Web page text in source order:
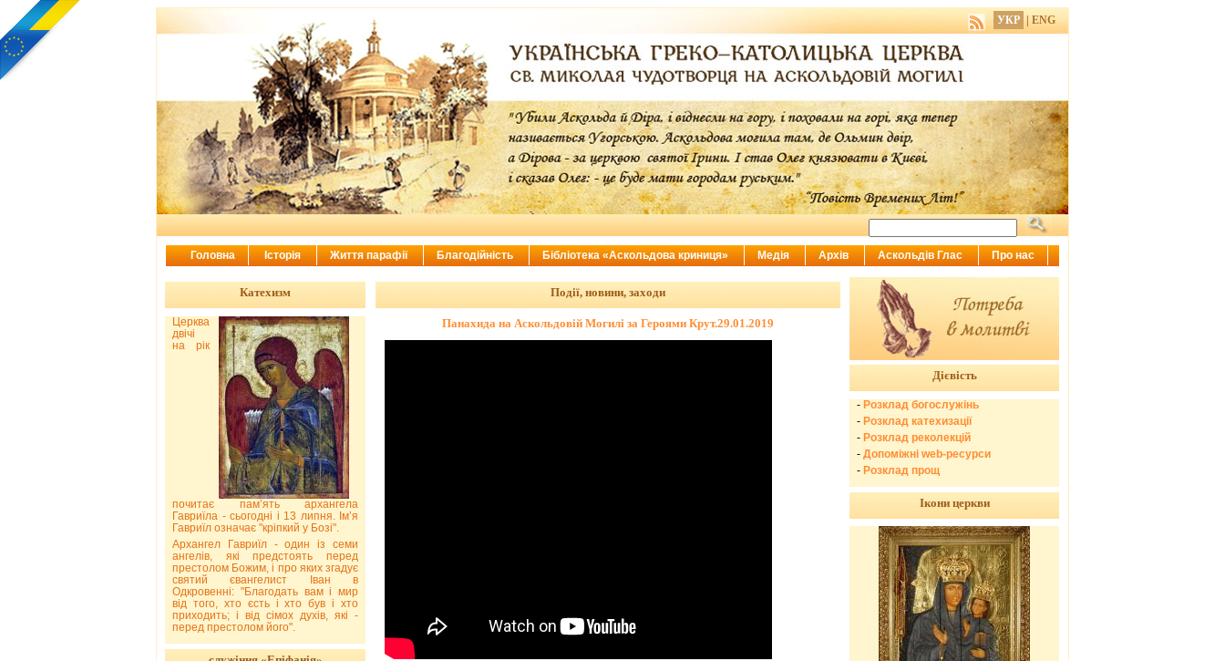
Події, новини, заходи
Панахида на Аскольдовій Могилі за Героями Крут.29.01.2019
Катехизм
Церква
двічі
на рік
почитає пам’ять архангела
Гавриїла - сьогодні і 13 липня. Ім’я
Гавриїл означає "кріпкий у Бозі".
Архангел Гавриїл - один із семи
ангелів, які предстоять перед
престолом Божим, і про яких згадує
святий євангелист Іван в
Одкровенні: "Благодать вам і мир
від того, хто єсть і хто був і хто
приходить; і від сімох духів, які -
перед престолом його".
Дієвість
- Розклад богослужінь
- Розклад катехизації
- Розклад реколекцій
- Допоміжні web-ресурси
- Розклад прощ
Ікони церкви
УКР ENG
Головна Історія Життя парафії Благодійність Бібліотека «Аскольдова криниця» Медія Архів Аскольдів Глас Про нас